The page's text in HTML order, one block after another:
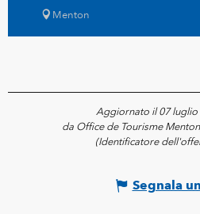
Menton
Aggiornato il 07 luglio
da Office de Tourisme
(Identificatore
Segnala